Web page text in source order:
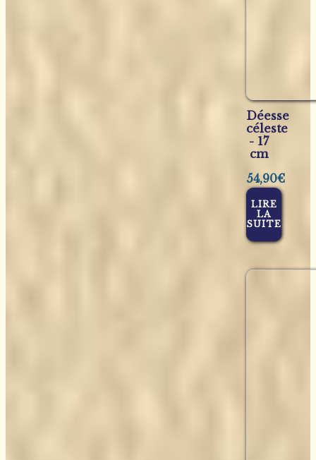
Déesse
céleste
- 17
cm
54,90€
LIRE
LA
SUITE